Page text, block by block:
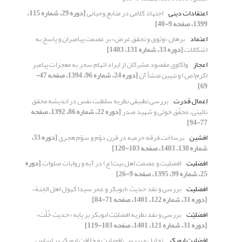
اعتقادات دینی اجتهاد کلامی در منابع وحیانی [دوره 29، شماره 115،
1399، صفحه 9-40]
اعتماد برهان «وثوق و تحقق غرض» بر عصمت پیامبران و پاسخ به
اشکالات[دوره 33، شماره 131، 1403]
اعجاز واکاوی مقصود مشرکان از ایراد اتهام سحر به معجزات پیامبر
اکرم(ص) و تبیین منشأ آن [دوره 24، شماره 96، 1394، صفحه 47-
69]
اِعمال قدرت بررسی تطبیقی نظریه سلطنت نفس در اندیشه محقق
نائینی، محقّق خوئی و شهید صدر [دوره 22، شماره 86، 1392، صفحه
77-94]
افشین برساخت فرقه خرمیه در قرن دوّم و سوّم هجری [دوره 33،
شماره 130، 1403، صفحه 103-120]
افضلیت افضلیت و عصمت اهل بیت(ع) در آیه و روایات صلوات[دوره
25، شماره 99، 1395، صفحه 9-26]
افضلیت بررسی و نقد حدیث «ابوبکر و عمر سیدا کهول اهل الجنة»
[دوره 31، شماره 122، 1401، صفحه 71-84]
افضلیّت بررسی و نقد نظریه افضلیّت ابوبکر بر پایه «حدیث خُلَّت»
[دوره 31، شماره 121، 1401، صفحه 103-119]